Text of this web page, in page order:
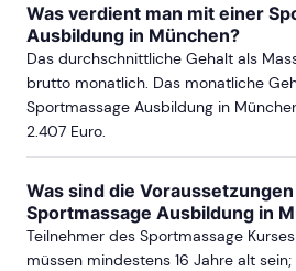
Was verdient man mit einer
Ausbildung in München?
Das durchschnittliche Gehalt als
brutto monatlich. Das monatliche
Sportmassage Ausbildung in
2.407 Euro.
Was sind die
Sportmassage Ausbildung in
Teilnehmer des Sportmassage
müssen mindestens 16 Jahre alt